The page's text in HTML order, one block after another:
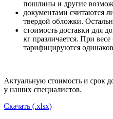
пошлины и другие
документами считаются
твердой обложки.
стоимость доставки для
кг празличается. При
тарифицируются
Актуальную стоимость и срок
у наших специалистов.
Скачать (.xlsx)